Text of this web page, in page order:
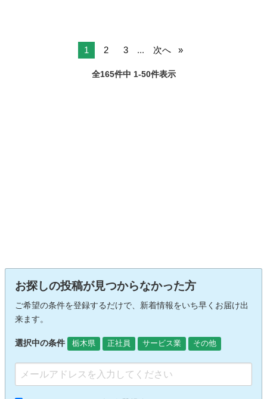
1 2 3 ... 次へ
全165件中 1-50件表示
お探しの投稿が見つからなかった方
ご希望の条件を登録するだけで、新着情報をいち早くお届け出
来ます。
選択中の条件 栃木県 正社員 サービス業 その他